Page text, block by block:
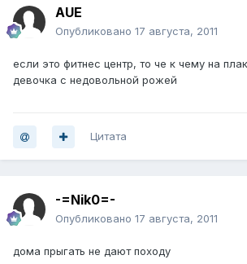
AUE
Опубликовано 17 августа, 2011
если это фитнес центр, то че к чему на
девочка с недовольной рожей
Цитата
-=Nik0=-
Опубликовано 17 августа, 2011
дома прыгать не дают походу